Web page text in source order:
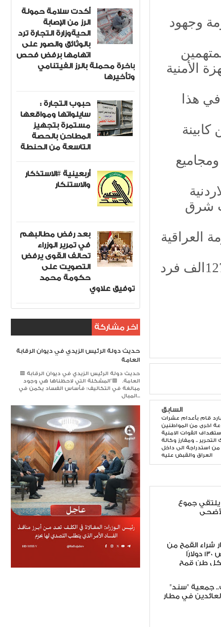
وجهود
الأمنية
هذا
من كابينة
شرق
العراقية
٣١.وزارة التجارة :حذف البطاقة التموينية من127الف فرد
السابق
قام بأعدام عشرات
اخرى من المواطنين
القوات الامنية
.. ومفارز وكالة
استدراجة الى داخل
العراق والقبض عليه
جموع
شراء القمح من
المزارعين تخصيص 130 دولارًا
طن قمح
جمعية "سند"
في مطار
أكدت سلامة حمولة
الرز من الإصابة
الحيةوزارة التجارة ترد
بالوثائق والصور على
اتهامها برفض فحص
باخرة محملة بالرز الفيتنامي
وتأخيرها
حبوب التجارة :
سايلواتها ومواقعها
مستمرة بتجهيز
المطاحن بالحصة
التاسعة من الحنطة
أربعينية #الاستذكار
والاستنكار
بعد رفض مطالبهم
في تمرير الوزراء
تحالف القوى يرفض
التصويت على
حكومة محمد
توفيق علاوي
اخر مشاركة
حديث دولة الرئيس الزيدي في ديوان الرقابة
العامة
🟥 حديث دولة الرئيس الزيدي في ديوان الرقابة
العامة. 🟥​"المشكلة التي لاحظناها هي وجود
مبالغة في التكاليف؛ فأساس الفساد يكمن في
المبال...